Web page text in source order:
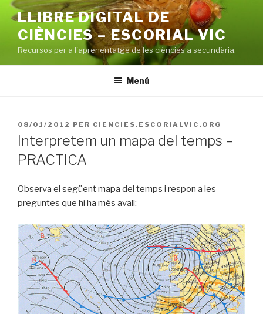
Vés
contingut
LLIBRE DIGITAL DE
CIÈNCIES – ESCORIAL VIC
Recursos per a l'aprenentatge de les ciències a secundària.
Menú
PUBLICAT
A
08/01/2012 PER CIENCIES.ESCORIALVIC.ORG
Interpretem un mapa del temps –
PRACTICA
Observa el següent mapa del temps i respon a les
preguntes que hi ha més avall: